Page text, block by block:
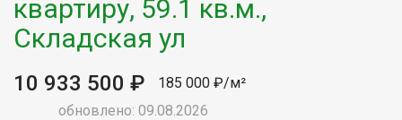
квартиру, 59.1 кв.м.,
Складская ул
10 933 500 ₽
185 000 ₽/м²
обновлено: 09.08.2026